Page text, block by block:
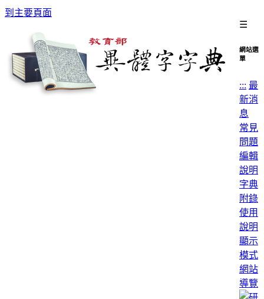
到主要頁面
☰
網站選
單
::: 最
新消
息
常見
問題
編輯
說明
字典
附錄
使用
說明
顯示
模式
網站
導覽